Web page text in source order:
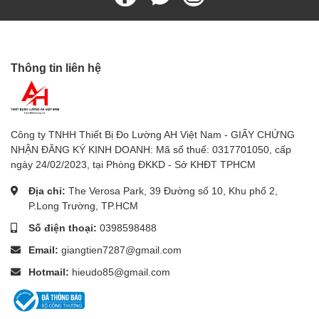
căng vật liệu, thiết bị đo độ dày lớp phủ, thiết bị đo
khoảng cách bằng laser, thiết bị đo bức xạ mặt trời,
thiết bị đo điện từ trường, thiết bị đo độ dày vật liệu
Thông tin liên hệ
Công ty TNHH Thiết Bị Đo Lường AH Việt Nam - GIẤY CHỨNG
NHẬN ĐĂNG KÝ KINH DOANH: Mã số thuế: 0317701050, cấp
ngày 24/02/2023, tại Phòng ĐKKD - Sở KHĐT TPHCM
Địa chỉ: The Verosa Park, 39 Đường số 10, Khu phố 2,
P.Long Trường, TP.HCM
Số điện thoại: 0398598488
Email: giangtien7287@gmail.com
Hotmail: hieudo85@gmail.com